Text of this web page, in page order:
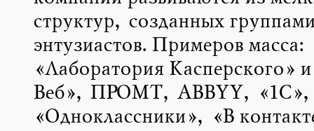
структур, созданных группами
энтузиастов. Примеров масса:
«Лаборатория Касперского»
Веб», ПРОМТ, ABBYY, «1С»,
«Одноклассники», «В